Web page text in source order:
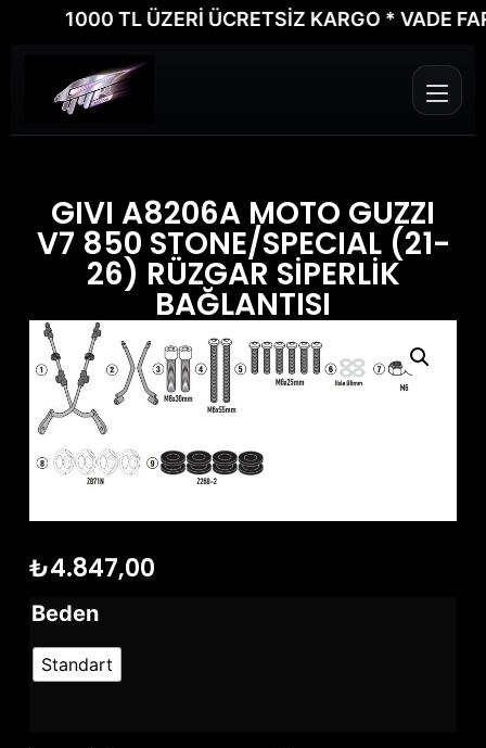
1000 TL ÜZERİ ÜCRETSİZ KARGO * VADE
GIVI A8206A MOTO GUZZI
V7 850 STONE/SPECIAL (21-
26) RÜZGAR SİPERLİK
BAĞLANTISI
₺4.847,00
Beden
Standart